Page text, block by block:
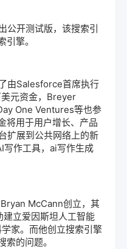
公开测试版，该搜索引
擎。
由Salesforce首席执行
元资金，Breyer
One Ventures等也参
将用于用户增长、产品
扩展到公共网络上的新
作工具， ai写作生成
McCann创立，其
立爱因斯坦人工智能
家。而他创立搜索引擎
索的问题。